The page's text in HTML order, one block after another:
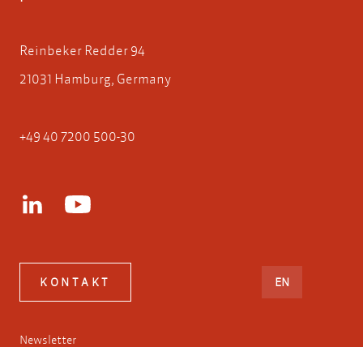
Reinbeker Redder 94
21031 Hamburg, Germany
+49 40 7200 500-30
KONTAKT ENENGLISH
Newsletter